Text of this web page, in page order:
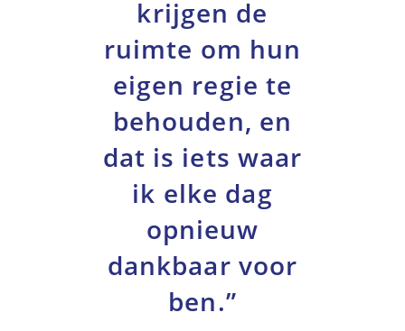
krijgen de
ruimte om hun
eigen regie te
behouden, en
dat is iets waar
ik elke dag
opnieuw
dankbaar voor
ben.”